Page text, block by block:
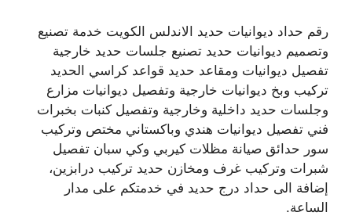
رقم حداد ديوانيات حديد الاندلس الكويت خدمة تصنيع
وتصميم ديوانيات حديد تصنيع جلسات حديد خارجية
تفصيل ديوانيات ومقاعد حديد قواعد كراسي الحديد
تركيب وبخ ديوانيات خارجية وتفصيل ديوانيات مزارع
وجلسات حديد داخلية وخارجية وتفصيل كنبات بخبرات
فني تفصيل ديوانيات هندي وباكستاني مختص وتركيب
سور حدائق صيانة مظلات كيربي وكي سبان تفصيل
شبرات وتركيب غرف ومخازن حديد تركيب درابزين،
إضافة الى حداد درج حديد في خدمتكم على مدار
الساعة.